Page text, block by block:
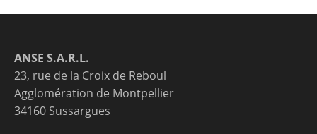
ANSE S.A.R.L.
23, rue de la Croix de Reboul
Agglomération de Montpellier
34160 Sussargues